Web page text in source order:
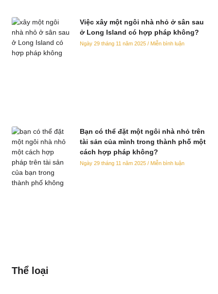
Việc xây một ngôi nhà nhỏ ở sân sau
ở Long Island có hợp pháp không?
Ngày 29 tháng 11 năm 2025 Miễn bình luận
Bạn có thể đặt một ngôi nhà nhỏ trên
tài sản của mình trong thành phố một
cách hợp pháp không?
Ngày 29 tháng 11 năm 2025 Miễn bình luận
Thể loại